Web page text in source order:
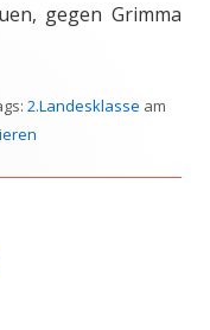
gegen Grimma
2.Landesklasse am